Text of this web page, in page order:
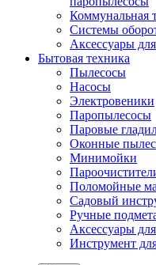
Коммунальная
Системы
Аксессуары
Бытовая техника
Пылесосы
Насосы
Электровеники
Паропылесосы
Паровые
Оконные
Минимойки
Поломойные
Садовый
Ручные
Аксессуары
Инструмент